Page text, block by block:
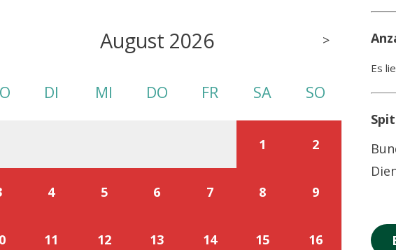
August 2026 >
DI MI DO FR SA SO
1 2
4 5 6 7 8 9
11 12 13 14 15 16
Es